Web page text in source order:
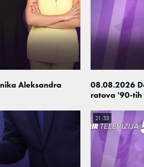
Aleksandra
08.08.2026
ratova '90-tih
21:33